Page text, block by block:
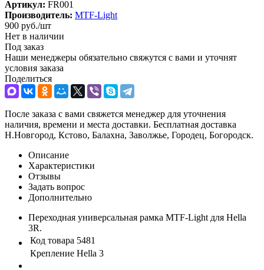
Артикул: FR001
Производитель: MTF-Light
900 руб./шт
Нет в наличии
Под заказ
Наши менеджеры обязательно свяжутся с вами и уточнят
условия заказа
Поделиться
После заказа с вами свяжется менеджер для уточнения
наличия, времени и места доставки. Бесплатная доставка
Н.Новгород, Кстово, Балахна, Заволжье, Городец, Богородск.
Описание
Характеристики
Отзывы
Задать вопрос
Дополнительно
Переходная универсальная рамка MTF-Light для Hella
3R.
Код товара 5481
Крепление Hella 3